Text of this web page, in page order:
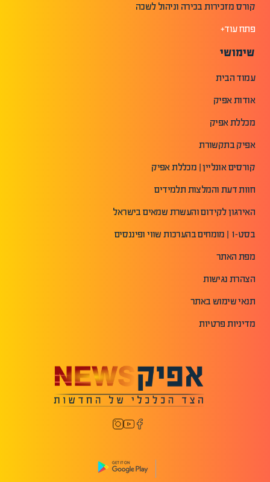
קורס מזכירות בכירה וניהול לשכה
פתח עוד+
שימושי
עמוד הבית
אודות אפיק
מכללת אפיק
אפיק בתקשורת
קורסים אונליין | מכללת אפיק
חוות דעת והמלצות תלמידים
האירגון לקידום והעשרת שמאים בישראל
בסט-1 | מומחים בהערכות שווי ופיננסים
מפת האתר
הצהרת נגישות
תנאי שימוש באתר
מדיניות פרטיות